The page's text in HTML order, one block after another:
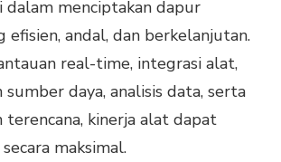
dalam menciptakan dapur
efisien, andal, dan berkelanjutan.
real-time, integrasi alat,
daya, analisis data, serta
terencana, kinerja alat dapat
maksimal.